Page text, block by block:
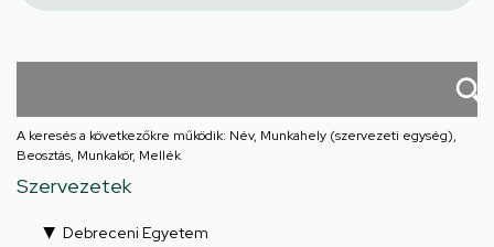
A keresés a következőkre működik: Név, Munkahely (szervezeti egység),
Beosztás, Munkakör, Mellék
Szervezetek
Debreceni Egyetem